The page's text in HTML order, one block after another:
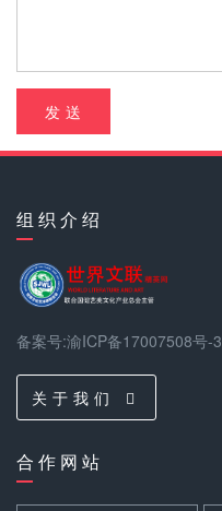
发 送
组 织 介 绍
备案号:渝ICP备17007508号-3
关 于 我 们
合 作 网 站